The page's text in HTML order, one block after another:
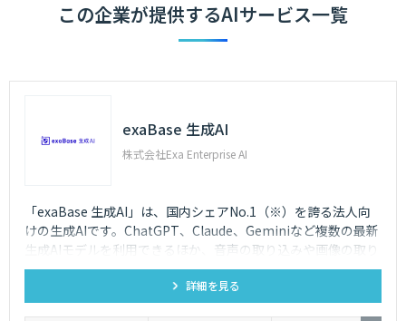
この企業が提供するAIサービス一覧
exaBase 生成AI
株式会社Exa Enterprise AI
「exaBase 生成AI」は、国内シェアNo.1（※）を誇る法人向
けの生成AIです。ChatGPT、Claude、Geminiなど複数の最新
生成AIモデルを利用できるほか、音声の取り込みや画像の取り
込み・生成にも対応。高精度RAGも標準でご利用いただけま
す。 ※出典：デロイト トーマツ ミック経済研究所「法人向け
生成AI導入ソリューションサービス市場動向 2024年度版」
詳細を見る